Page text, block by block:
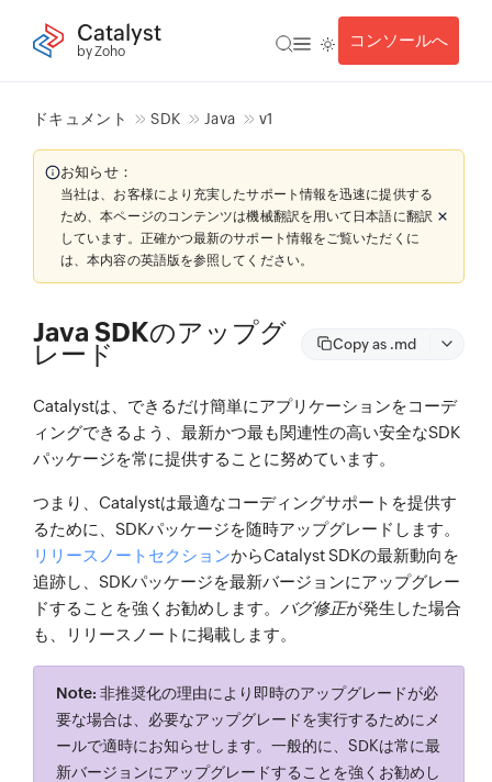
Catalyst
by Zoho
コンソールへ
ドキュメント SDK Java v1
お知らせ：
当社は、お客様により充実したサポート情報を迅速に提供する
ため、本ページのコンテンツは機械翻訳を用いて日本語に翻訳
しています。正確かつ最新のサポート情報をご覧いただくに
は、本内容の英語版を参照してください。
Java SDKのアップグ
レード Copy as .md
Catalystは、できるだけ簡単にアプリケーションをコーデ
ィングできるよう、最新かつ最も関連性の高い安全なSDK
パッケージを常に提供することに努めています。
つまり、Catalystは最適なコーディングサポートを提供す
るために、SDKパッケージを随時アップグレードします。
リリースノートセクションからCatalyst SDKの最新動向を
追跡し、SDKパッケージを最新バージョンにアップグレー
ドすることを強くお勧めします。 バグ修正が発生した場合
も、
リリースノート に掲載します。
Note: 非推奨化の理由により即時のアップグレードが必
要な場合は、必要なアップグレードを実行するためにメ
ールで適時にお知らせします。一般的に、SDKは常に最
新バージョンにアップグレードすることを強くお勧めし